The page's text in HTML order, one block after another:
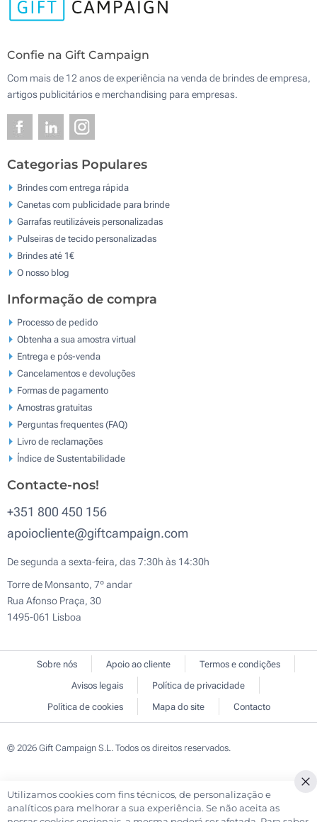
Confie na Gift Campaign
Com mais de 12 anos de experiência na venda de brindes de empresa,
artigos publicitários e merchandising para empresas.
Categorias Populares
Brindes com entrega rápida
Canetas com publicidade para brinde
Garrafas reutilizáveis personalizadas
Pulseiras de tecido personalizadas
Brindes até 1€
O nosso blog
Informação de compra
Processo de pedido
Obtenha a sua amostra virtual
Entrega e pós-venda
Cancelamentos e devoluções
Formas de pagamento
Amostras gratuitas
Perguntas frequentes (FAQ)
Livro de reclamaçōes
Índice de Sustentabilidade
Contacte-nos!
+351 800 450 156
apoiocliente@giftcampaign.com
De segunda a sexta-feira, das 7:30h às 14:30h
Torre de Monsanto, 7º andar
Rua Afonso Praça, 30
1495-061 Lisboa
Sobre nós Apoio ao cliente
Termos e condições
Avisos legais
Política de privacidade
Política de cookies
Mapa do site Contacto
© 2026 Gift Campaign S.L. Todos os direitos reservados.
Utilizamos cookies com fins técnicos, de personalização e
analíticos para melhorar a sua experiência. Se não aceita as